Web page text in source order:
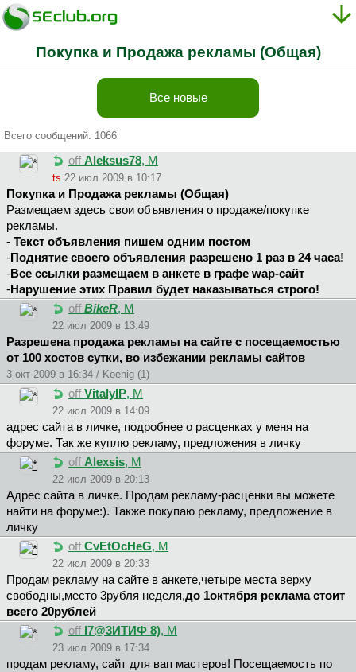
Покупка и Продажа рекламы (Общая)
Все новые
Всего сообщений: 1066
off Aleksus78, М
ts 22 июл 2009 в 10:17
Покупка и Продажа рекламы (Общая)
Размещаем здесь свои объявления о продаже/покупке
рекламы.
- Текст объявления пишем одним постом
-Поднятие своего объявления разрешено 1 раз в 24 часа!
-Все ссылки размещаем в анкете в графе wap-сайт
-Нарушение этих Правил будет наказываться строго!
off BikeR, М
22 июл 2009 в 13:49
Разрешена продажа рекламы на сайте с посещаемостью
от 100 хостов сутки, во избежании рекламы сайтов
3 окт 2009 в 16:34 / Koenig (1)
off VitalyIP, М
22 июл 2009 в 14:09
адрес сайта в личке, подробнее о расценках у меня на
форуме. Так же куплю рекламу, предложения в личку
off Alexsis, М
22 июл 2009 в 20:13
Адрес сайта в личке. Продам рекламу-расценки вы можете
найти на форуме:). Также покупаю рекламу, предложение в
личку
off CvEtOcHeG, М
22 июл 2009 в 20:33
Продам рекламу на сайте в анкете,четыре места верху
свободны,место 3рубля неделя,до 1октября реклама стоит
всего 20рублей
off l7@3ИTИФ 8), М
23 июл 2009 в 17:34
продам рекламу, сайт для вап мастеров! Посещаемость по